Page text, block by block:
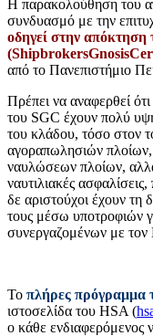
Η παρακολούθηση του
συνδυασμό με την
οδηγεί στην απόκτηση
από το Πανεπιστήμιο
Πρέπει να αναφερθεί
του SGC έχουν πολύ
του κλάδου, τόσο στον
αγοραπωλησιών πλοίων,
ναυλώσεων πλοίων,
ναυτιλιακές
δε αριστούχοι έχουν τη
τους μέσω υποτροφιών
συνεργαζομένων με τον
Το πλήρες πρόγραμμα
ιστοσελίδα του HSA (
ο κάθε ενδιαφερόμενος